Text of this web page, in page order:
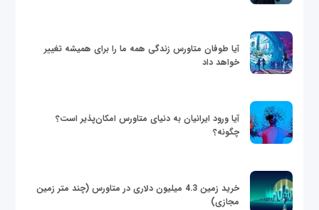
آیا طوفان متاورس زندگی همه ما را برای همیشه تغییر
خواهد داد
آیا ورود ایرانیان به دنیای متاورس امکان‌پذیر است؟
چگونه؟
خرید زمین 4.3 میلیون دلاری در متاورس (چند متر زمین
مجازی)